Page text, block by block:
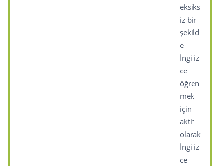
eksiks
iz bir
şekild
e
İngiliz
ce
öğren
mek
için
aktif
olarak
İngiliz
ce